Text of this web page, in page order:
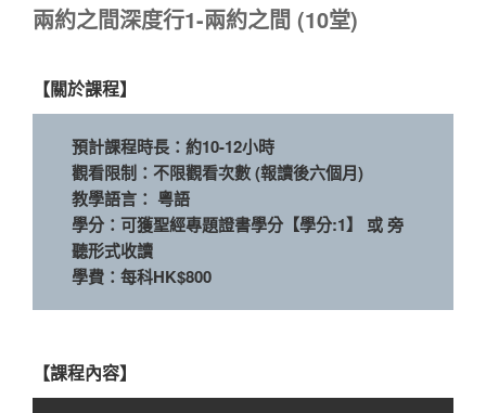
兩約之間深度行1-兩約之間 (10堂)
【關於課程】
預計課程時長：約10-12小時
觀看限制：不限觀看次數 (報讀後六個月)
教學語言： 粵語
學分：可獲聖經專題證書學分【學分:1】 或 旁
聽形式收讀
學費：每科HK$800
【課程內容】